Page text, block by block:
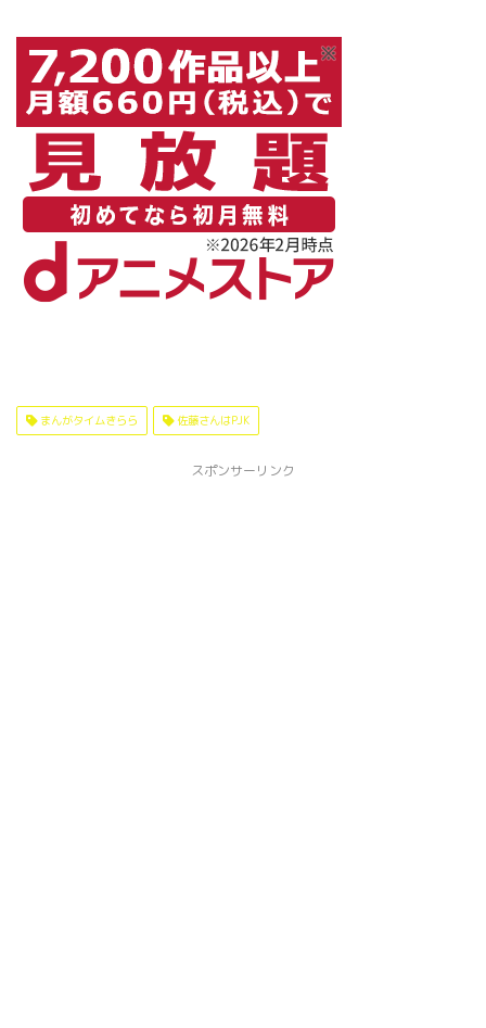
まんがタイムきらら 佐藤さんはPJK
スポンサーリンク